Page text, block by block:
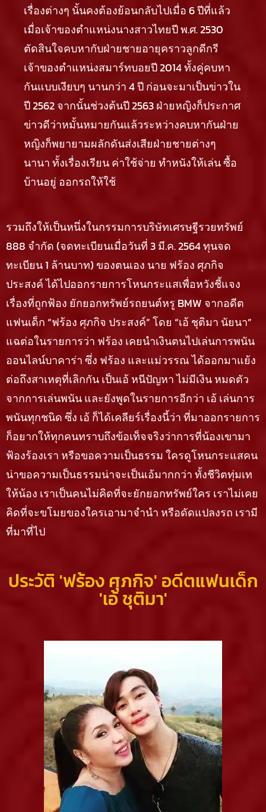
เรื่องต่างๆ นั้นคงต้องย้อนกลับไปเมื่อ 6 ปีที่แล้ว
เมื่อเจ้าของตำแหน่งนางสาวไทยปี พ.ศ. 2530
ตัดสินใจคบหากับฝ่ายชายอายุคราวลูกดีกรี
เจ้าของตำแหน่งสมาร์ทบอยปี 2014 ทั้งคู่คบหา
กันแบบเงียบๆ นานกว่า 4 ปี ก่อนจะมาเป็นข่าวใน
ปี 2562 จากนั้นช่วงต้นปี 2563 ฝ่ายหญิงก็ประกาศ
ข่าวดีว่าหมั้นหมายกันแล้วระหว่างคบหากันฝ่าย
หญิงก็พยายามผลักดันส่งเสียฝ่ายชายต่างๆ
นานา ทั้งเรื่องเรียน ค่าใช้จ่าย ทำหนังให้เล่น ซื้อ
บ้านอยู่ ออกรถให้ใช้
รวมถึงให้เป็นหนึ่งในกรรมการบริษัทเศรษฐีรวยทรัพย์
888 จำกัด (จดทะเบียนเมื่อวันที่ 3 มี.ค. 2564 ทุนจด
ทะเบียน 1 ล้านบาท) ของตนเอง นาย ฟร้อง ศุภกิจ
ประสงค์ ได้ไปออกรายการโหนกระแสเพื่อหวังชี้แจง
เรื่องที่ถูกฟ้อง ยักยอกทรัพย์รถยนต์หรู BMW จากอดีต
แฟนเด็ก “ฟร้อง ศุภกิจ ประสงค์” โดย “เอ้ ชุติมา นัยนา”
แฉต่อในรายการว่า ฟร้อง เคยนำเงินตนไปเล่นการพนัน
ออนไลน์บาคาร่า ซึ่ง ฟร้อง และแม่วรรณ ได้ออกมาแย้ง
ต่อถึงสาเหตุที่เลิกกัน เป็นเอ้ หนีปัญหา ไม่มีเงิน หมดตัว
จากการเล่นพนัน และยังพูดในรายการอีกว่า เอ้ เล่นการ
พนันทุกชนิด ซึ่ง เอ้ ก็ได้เคลียร์เรื่องนี้ว่า ที่มาออกรายการ
ก็อยากให้ทุกคนทราบถึงข้อเท็จจริงว่าการที่น้องเขามา
ฟ้องร้องเรา หรือขอความเป็นธรรม ใครดูโหนกระแสคน
น่าขอความเป็นธรรมน่าจะเป็นเอ้มากกว่า ทั้งชีวิตทุ่มเท
ให้น้อง เราเป็นคนไม่คิดที่จะยักยอกทรัพย์ใคร เราไม่เคย
คิดที่จะขโมยของใครเอามาจำนำ หรือดัดแปลงรถ เรามี
ที่มาที่ไป
ประวัติ 'ฟร้อง ศุภกิจ' อดีตแฟนเด็ก
'เอ้ ชุติมา'